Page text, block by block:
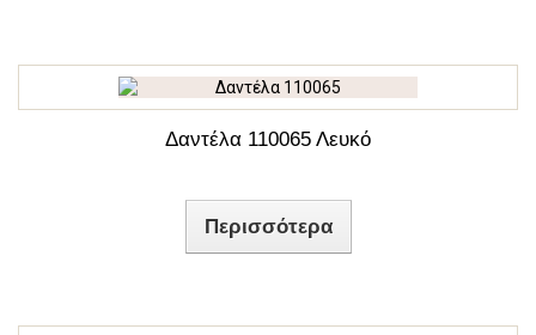
Δαντέλα 110065 Λευκό
Περισσότερα